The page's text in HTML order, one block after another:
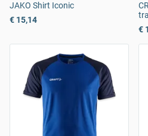
JAKO Shirt Iconic
€ 15,14
€